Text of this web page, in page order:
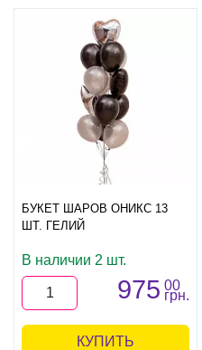
БУКЕТ ШАРОВ ОНИКС 13
ШТ. ГЕЛИЙ
В наличии 2 шт.
975 00
грн.
КУПИТЬ